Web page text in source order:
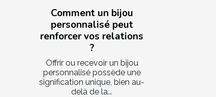
Comment un bijou
personnalisé peut
renforcer vos relations
?
Offrir ou recevoir un bijou
personnalisé possède une
signification unique, bien au-
delà de la...